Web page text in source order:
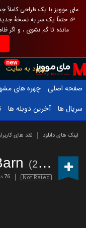
مای موویز با یک طراحی کاملاً
🎉 حتماً یک سر به نسخهٔ
مانده تا گم نشوی ، و اگر
new
ورود به سایت
صفحه اصلی
چهره های
سریال ها
آخرین دوبله ها
لینک های دانلود نقد های
(2025)
Not Rated 76 دقیقه